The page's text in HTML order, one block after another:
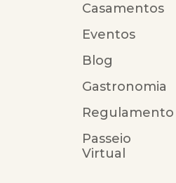
Casamentos
Eventos
Blog
Gastronomia
Regulamento
Passeio
Virtual